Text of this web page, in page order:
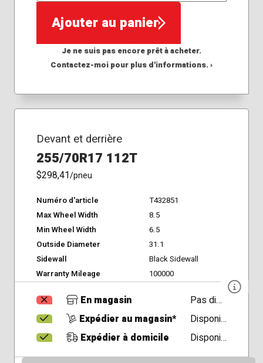
Ajouter au panier
Je ne suis pas encore prêt à acheter.
Contactez-moi pour plus d'informations. ›
Devant et derrière
255/70R17 112T
$298,41/pneu
Numéro d'article
T432851
Max Wheel Width
8.5
Min Wheel Width
6.5
Outside Diameter
31.1
Sidewall
Black Sidewall
Warranty Mileage
100000
En magasin
Pas disponible
Expédier au magasin*
Disponible
Expédier à domicile
Disponible